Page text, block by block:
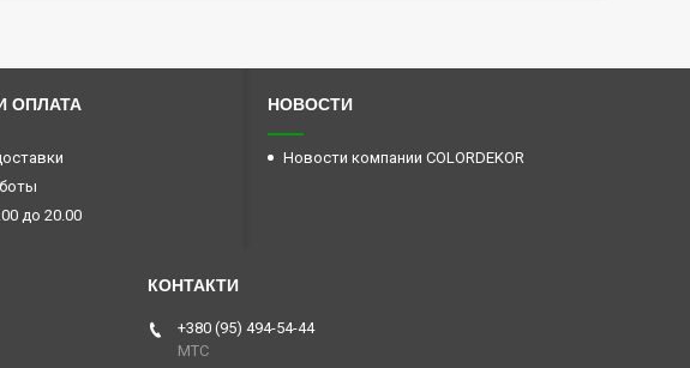
ОПЛАТА
до 20.00
НОВОСТИ
Новости компании COLORDEKOR
+380 (95) 494-54-44
МТС